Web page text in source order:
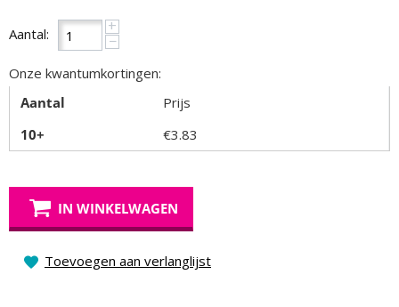
Aantal: +
−
Onze kwantumkortingen:
Aantal
Prijs
10+
€3.83
IN WINKELWAGEN
Toevoegen aan verlanglijst